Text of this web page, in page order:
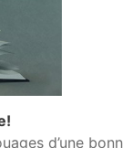
d’une